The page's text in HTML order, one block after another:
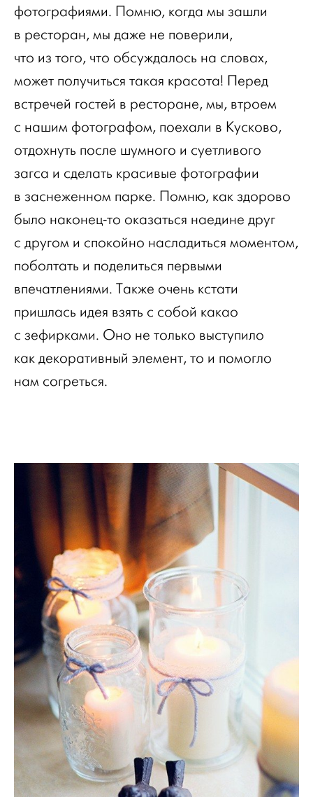
фотографиями. Помню, когда мы зашли
в ресторан, мы даже не поверили,
что из того, что обсуждалось на словах,
может получиться такая красота! Перед
встречей гостей в ресторане, мы, втроем
с нашим фотографом, поехали в Кусково,
отдохнуть после шумного и суетливого
загса и сделать красивые фотографии
в заснеженном парке. Помню, как здорово
было наконец-то оказаться наедине друг
с другом и спокойно насладиться моментом,
поболтать и поделиться первыми
впечатлениями. Также очень кстати
пришлась идея взять с собой какао
с зефирками. Оно не только выступило
как декоративный элемент, то и помогло
нам согреться.